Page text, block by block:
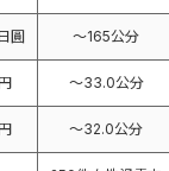
圓 〜165公分
〜33.0公分
〜32.0公分